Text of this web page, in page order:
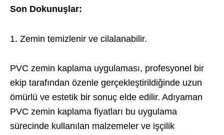
Son Dokunuşlar:
Zemin temizlenir ve cilalanabilir.
PVC zemin kaplama uygulaması, profesyonel bir
ekip tarafından özenle gerçekleştirildiğinde uzun
ömürlü ve estetik bir sonuç elde edilir. Adıyaman
PVC zemin kaplama fiyatları bu uygulama
sürecinde kullanılan malzemeler ve işçilik